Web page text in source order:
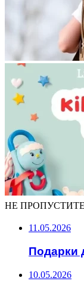
НЕ ПРОПУСТИТЕ
11.05.2026
Подарки
10.05.2026